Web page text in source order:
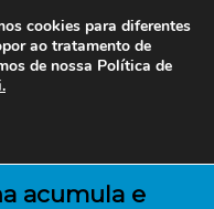
acumula e
cookies para diferentes
ao tratamento de
de nossa Política de